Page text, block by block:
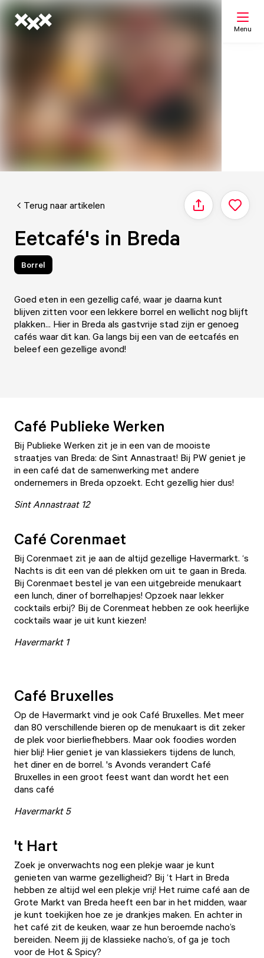
Menu
Terug naar artikelen Delen
Eetcafé's in Breda
Borrel
Goed eten in een gezellig café, waar je daarna kunt
blijven zitten voor een lekkere borrel en wellicht nog blijft
plakken... Hier in Breda als gastvrije stad zijn er genoeg
cafés waar dit kan. Ga langs bij een van de eetcafés en
beleef een gezellige avond!
Café Publieke Werken
Bij Publieke Werken zit je in een van de mooiste
straatjes van Breda: de Sint Annastraat! Bij PW geniet je
in een café dat de samenwerking met andere
ondernemers in Breda opzoekt. Echt gezellig hier dus!
Sint Annastraat 12
Café Corenmaet
Bij Corenmaet zit je aan de altijd gezellige Havermarkt. ‘s
Nachts is dit een van dé plekken om uit te gaan in Breda.
Bij Corenmaet bestel je van een uitgebreide menukaart
een lunch, diner of borrelhapjes! Opzoek naar lekker
cocktails erbij? Bij de Corenmeat hebben ze ook heerlijke
cocktails waar je uit kunt kiezen!
Havermarkt 1
Café Bruxelles
Op de Havermarkt vind je ook Café Bruxelles. Met meer
dan 80 verschillende bieren op de menukaart is dit zeker
de plek voor bierliefhebbers. Maar ook foodies worden
hier blij! Hier geniet je van klassiekers tijdens de lunch,
het diner en de borrel. 's Avonds verandert Café
Bruxelles in een groot feest want dan wordt het een
dans café
Havermarkt 5
't Hart
Zoek je onverwachts nog een plekje waar je kunt
genieten van warme gezelligheid? Bij ‘t Hart in Breda
hebben ze altijd wel een plekje vrij! Het ruime café aan de
Grote Markt van Breda heeft een bar in het midden, waar
je kunt toekijken hoe ze je drankjes maken. En achter in
het café zit de keuken, waar ze hun beroemde nacho’s
bereiden. Neem jij de klassieke nacho’s, of ga je toch
voor de Hot & Spicy?